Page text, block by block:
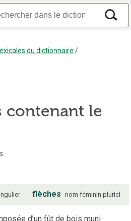
du dictionnaire /
contenant le
flèches nom féminin pluriel
d’un fût de bois muni